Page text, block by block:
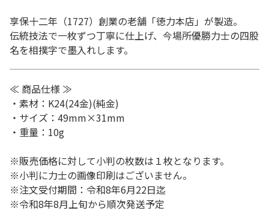
享保十二年（1727）創業の老舗「徳力本店」が製造。
伝統技法で一枚ずつ丁寧に仕上げ、今場所優勝力士の四股
名を相撲字で墨入れします。
≪ 商品仕様 ≫
・素材：K24(24金)(純金)
・サイズ：49mm×31mm
・重量：10g
※販売価格に対して小判の枚数は１枚となります。
※小判に力士の画像印刷はございません。
※注文受付期間：令和8年6月22日迄
※令和8年8月上旬から順次発送予定